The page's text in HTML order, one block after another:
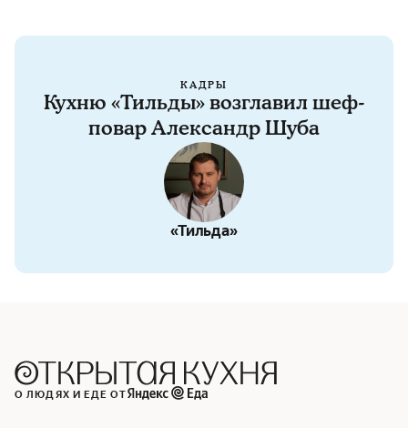
КАДРЫ
Кухню «Тильды» возглавил шеф-
повар Александр Шуба
«Тильда»
О ЛЮДЯХ И ЕДЕ ОТ